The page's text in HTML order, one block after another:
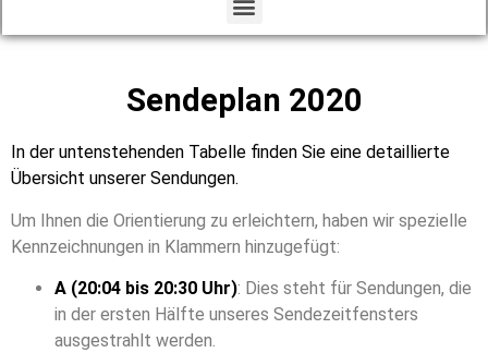
Sendeplan 2020
In der untenstehenden Tabelle finden Sie eine detaillierte
Übersicht unserer Sendungen.
Um Ihnen die Orientierung zu erleichtern, haben wir spezielle
Kennzeichnungen in Klammern hinzugefügt:
A (20:04 bis 20:30 Uhr): Dies steht für Sendungen, die
in der ersten Hälfte unseres Sendezeitfensters
ausgestrahlt werden.